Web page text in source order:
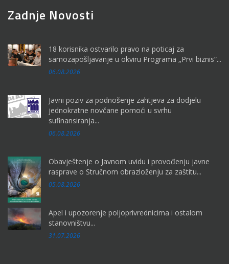
Zadnje Novosti
18 korisnika ostvarilo pravo na poticaj za
samozapošljavanje u okviru Programa „Prvi biznis“...
06.08.2026
Javni poziv za podnošenje zahtjeva za dodjelu
jednokratne novčane pomoći u svrhu
sufinansiranja...
06.08.2026
Obavještenje o Javnom uvidu i provođenju javne
rasprave o Stručnom obrazloženju za zaštitu...
05.08.2026
Apel i upozorenje poljoprivrednicima i ostalom
stanovništvu...
31.07.2026